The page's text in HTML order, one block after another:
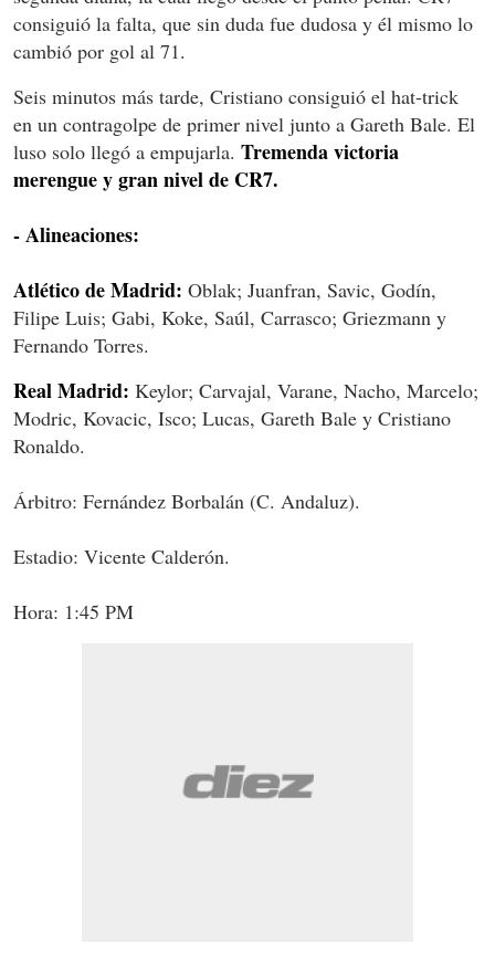
consiguió la falta, que sin duda fue dudosa y él mismo lo
cambió por gol al 71.
Seis minutos más tarde, Cristiano consiguió el hat-trick
en un contragolpe de primer nivel junto a Gareth Bale. El
luso solo llegó a empujarla. Tremenda victoria
merengue y gran nivel de CR7.
- Alineaciones:
Atlético de Madrid: Oblak; Juanfran, Savic, Godín,
Filipe Luis; Gabi, Koke, Saúl, Carrasco; Griezmann y
Fernando Torres.
Real Madrid: Keylor; Carvajal, Varane, Nacho, Marcelo;
Modric, Kovacic, Isco; Lucas, Gareth Bale y Cristiano
Ronaldo.
Árbitro: Fernández Borbalán (C. Andaluz).
Estadio: Vicente Calderón.
Hora: 1:45 PM